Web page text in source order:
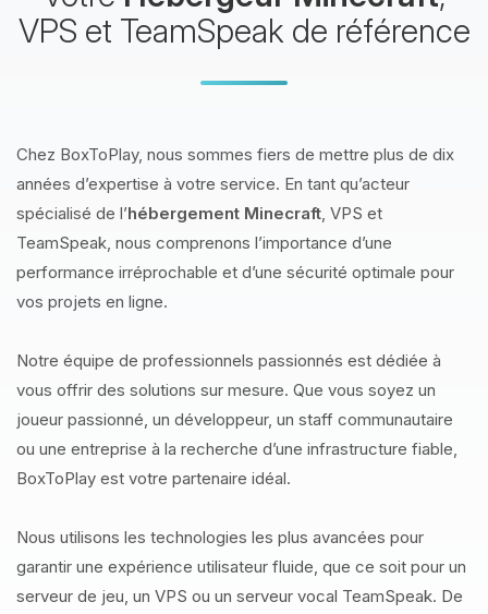
VPS et TeamSpeak de référence
Chez BoxToPlay, nous sommes fiers de mettre plus de dix
années d’expertise à votre service. En tant qu’acteur
spécialisé de l’hébergement Minecraft, VPS et
TeamSpeak, nous comprenons l’importance d’une
performance irréprochable et d’une sécurité optimale pour
vos projets en ligne.
Notre équipe de professionnels passionnés est dédiée à
vous offrir des solutions sur mesure. Que vous soyez un
joueur passionné, un développeur, un staff communautaire
ou une entreprise à la recherche d’une infrastructure fiable,
BoxToPlay est votre partenaire idéal.
Nous utilisons les technologies les plus avancées pour
garantir une expérience utilisateur fluide, que ce soit pour un
serveur de jeu, un VPS ou un serveur vocal TeamSpeak. De